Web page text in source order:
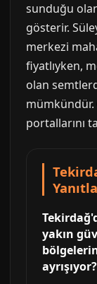
sunduğu
gösterir.
merkezi
fiyatlıyken,
olan
portallarını
yakın
ayrışıyor?